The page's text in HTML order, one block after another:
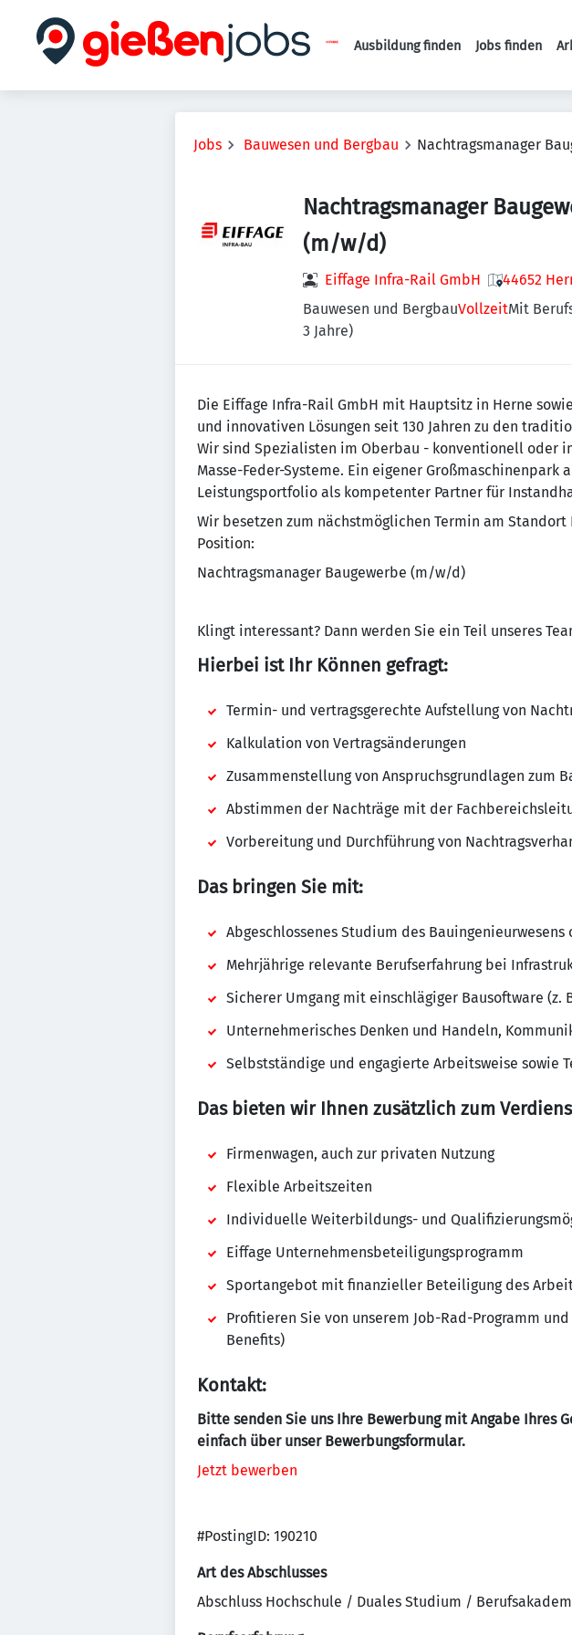
Ausbildung finden Jobs finden
Jobs Bauwesen und Bergbau Nachtragsmanager
Nachtragsmanager
(m/w/d)
Eiffage Infra-Rail GmbH
44652
Bauwesen und BergbauVollzeitMit
3 Jahre)
Die Eiffage Infra-Rail GmbH mit Hauptsitz in Herne
und innovativen Lösungen seit 130 Jahren zu den
Wir sind Spezialisten im Oberbau - konventionell oder
Masse-Feder-Systeme. Ein eigener
Leistungsportfolio als kompetenter Partner für
Wir besetzen zum nächstmöglichen Termin am
Position:
Nachtragsmanager Baugewerbe (m/w/d)
Klingt interessant? Dann werden Sie ein Teil unseres
Hierbei ist Ihr Können gefragt:
Termin- und vertragsgerechte Aufstellung von
Kalkulation von Vertragsänderungen
Zusammenstellung von Anspruchsgrundlagen zum
Abstimmen der Nachträge mit der
Vorbereitung und Durchführung von
Das bringen Sie mit:
Abgeschlossenes Studium des
Mehrjährige relevante Berufserfahrung bei
Sicherer Umgang mit einschlägiger Bausoftware (z.
Unternehmerisches Denken und Handeln,
Selbstständige und engagierte Arbeitsweise sowie
Das bieten wir Ihnen zusätzlich zum
Firmenwagen, auch zur privaten Nutzung
Flexible Arbeitszeiten
Individuelle Weiterbildungs- und
Eiffage Unternehmensbeteiligungsprogramm
Sportangebot mit finanzieller Beteiligung des
Profitieren Sie von unserem Job-Rad-Programm
Benefits)
Kontakt:
Bitte senden Sie uns Ihre Bewerbung mit Angabe Ihres
einfach über unser Bewerbungsformular.
Jetzt bewerben
#PostingID: 190210
Art des Abschlusses
Abschluss Hochschule / Duales Studium /